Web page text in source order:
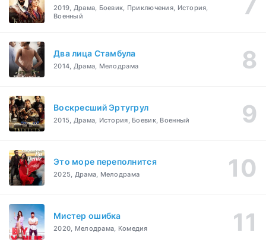
2019, Драма, Боевик, Приключения, История,
Военный
Два лица Стамбула
2014, Драма, Мелодрама
Воскресший Эртугрул
2015, Драма, История, Боевик, Военный
Это море переполнится
2025, Драма, Мелодрама
Мистер ошибка
2020, Мелодрама, Комедия